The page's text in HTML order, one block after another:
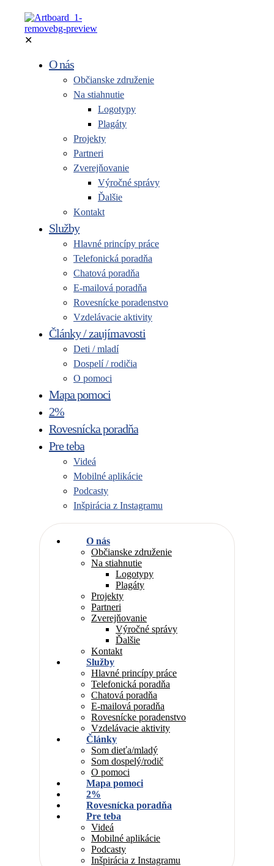
✕
O nás
Občianske združenie
Na stiahnutie
Logotypy
Plagáty
Projekty
Partneri
Zverejňovanie
Výročné správy
Ďalšie
Kontakt
Služby
Hlavné princípy práce
Telefonická poradňa
Chatová poradňa
E-mailová poradňa
Rovesnícke poradenstvo
Vzdelávacie aktivity
Články / zaujímavosti
Deti / mladí
Dospelí / rodičia
O pomoci
Mapa pomoci
2%
Rovesnícka poradňa
Pre teba
Videá
Mobilné aplikácie
Podcasty
Inšpirácia z Instagramu
O nás
Občianske združenie
Na stiahnutie
Logotypy
Plagáty
Projekty
Partneri
Zverejňovanie
Výročné správy
Ďalšie
Kontakt
Služby
Hlavné princípy práce
Telefonická poradňa
Chatová poradňa
E-mailová poradňa
Rovesnícke poradenstvo
Vzdelávacie aktivity
Články
Som dieťa/mladý
Som dospelý/rodič
O pomoci
Mapa pomoci
2%
Rovesnícka poradňa
Pre teba
Videá
Mobilné aplikácie
Podcasty
Inšpirácia z Instagramu